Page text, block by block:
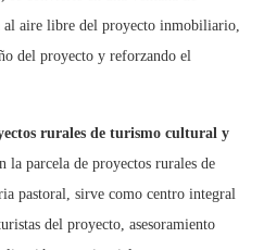
aire libre del proyecto inmobiliario,
del proyecto y reforzando el
rurales de turismo cultural y
la parcela de proyectos rurales de
pastoral, sirve como centro integral
del proyecto, asesoramiento